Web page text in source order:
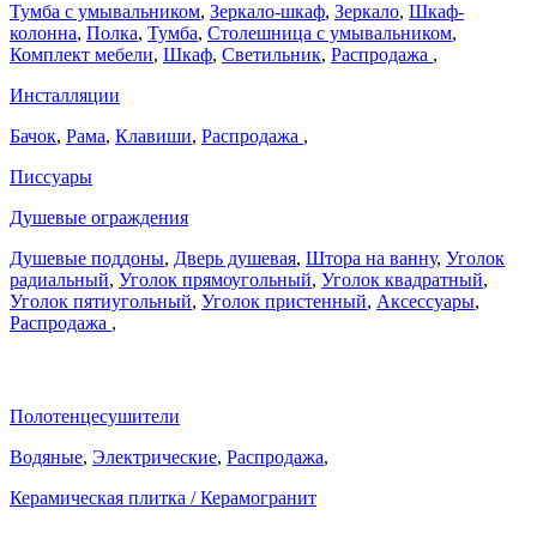
Тумба с умывальником, Зеркало-шкаф, Зеркало, Шкаф-
колонна, Полка, Тумба, Столешница с умывальником,
Комплект мебели, Шкаф, Светильник, Распродажа ,
Инсталляции
Бачок, Рама, Клавиши, Распродажа ,
Писсуары
Душевые ограждения
Душевые поддоны, Дверь душевая, Штора на ванну, Уголок
радиальный, Уголок прямоугольный, Уголок квадратный,
Уголок пятиугольный, Уголок пристенный, Аксессуары,
Распродажа ,
Полотенцесушители
Водяные, Электрические, Распродажа,
Керамическая плитка / Керамогранит